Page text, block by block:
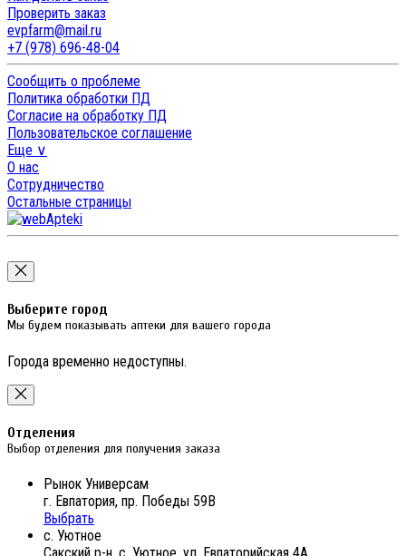
Проверить заказ
evpfarm@mail.ru
+7 (978) 696-48-04
Сообщить о проблеме
Политика обработки ПД
Согласие на обработку ПД
Пользовательское соглашение
Еще ∨
О нас
Сотрудничество
Остальные страницы
Выберите город
Мы будем показывать аптеки для вашего города
Города временно недоступны.
Отделения
Выбор отделения для получения заказа
Рынок Универсам
г. Евпатория, пр. Победы 59В
Выбрать
с. Уютное